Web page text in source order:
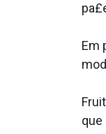
Em
que